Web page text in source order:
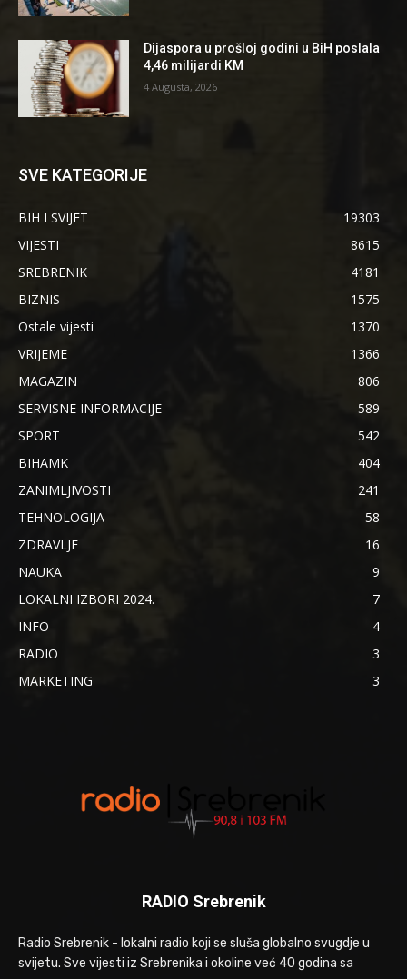
Dijaspora u prošloj godini u BiH poslala
4,46 milijardi KM
4 Augusta, 2026
SVE KATEGORIJE
BIH I SVIJET
19303
VIJESTI
8615
SREBRENIK
4181
BIZNIS
1575
Ostale vijesti
1370
VRIJEME
1366
MAGAZIN
806
SERVISNE INFORMACIJE
589
SPORT
542
BIHAMK
404
ZANIMLJIVOSTI
241
TEHNOLOGIJA
58
ZDRAVLJE
16
NAUKA
9
LOKALNI IZBORI 2024.
7
INFO
4
RADIO
3
MARKETING
3
RADIO Srebrenik
Radio Srebrenik - lokalni radio koji se sluša globalno svugdje u
svijetu. Sve vijesti iz Srebrenika i okoline već 40 godina sa